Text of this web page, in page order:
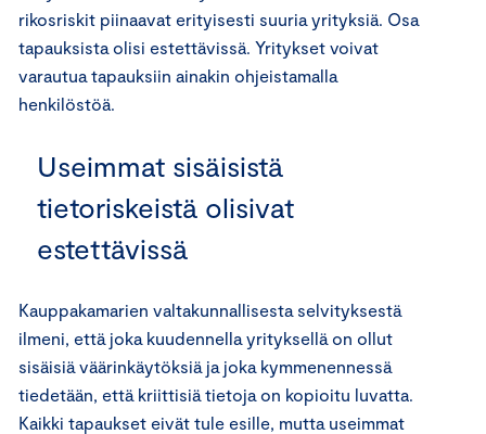
rikosriskit piinaavat erityisesti suuria yrityksiä. Osa
tapauksista olisi estettävissä. Yritykset voivat
varautua tapauksiin ainakin ohjeistamalla
henkilöstöä.
Useimmat sisäisistä
tietoriskeistä olisivat
estettävissä
Kauppakamarien valtakunnallisesta selvityksestä
ilmeni, että joka kuudennella yrityksellä on ollut
sisäisiä väärinkäytöksiä ja joka kymmenennessä
tiedetään, että kriittisiä tietoja on kopioitu luvatta.
Kaikki tapaukset eivät tule esille, mutta useimmat